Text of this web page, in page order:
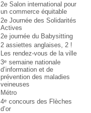
2e Salon international pour
un commerce équitable
2e Journée des Solidarités
Actives
2e journée du Babysitting
2 assiettes anglaises, 2 !
Les rendez-vous de la ville
3e semaine nationale
d’information et de
prévention des maladies
veineuses
Métro
4e concours des Flèches
d’or